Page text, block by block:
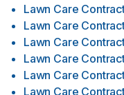
Lawn Care
Lawn Care
Lawn Care
Lawn Care
Lawn Care
Lawn Care